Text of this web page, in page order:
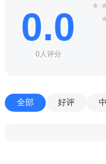
2、情缘副本，闯关
3、纯手戳，操作才
4、绚丽神器，祝君
0.0
0人评分
★
全部 好评